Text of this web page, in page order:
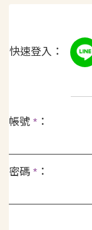
快速登入：
帳號 * ：
密碼 * ：